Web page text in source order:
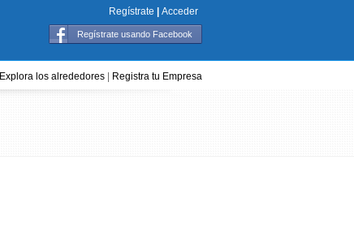
Regístrate usando Facebook
Regístrate Acceder
Explora los alrededores Registra tu Empresa